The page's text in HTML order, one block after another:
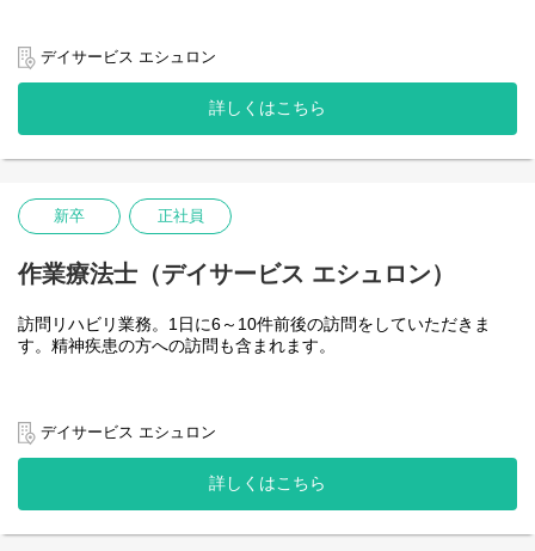
デイサービス エシュロン
詳しくはこちら
新卒 正社員
作業療法士（デイサービス エシュロン）
訪問リハビリ業務。1日に6～10件前後の訪問をしていただきま
す。精神疾患の方への訪問も含まれます。
デイサービス エシュロン
詳しくはこちら